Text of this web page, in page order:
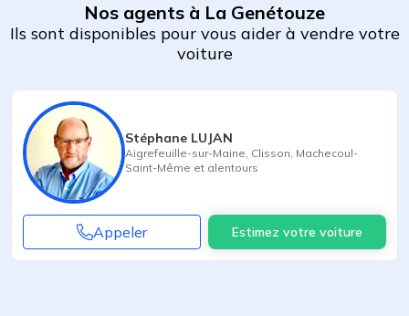
Nos agents à La Genétouze
Ils sont disponibles pour vous aider à vendre votre
voiture
Stéphane LUJAN
Aigrefeuille-sur-Maine Clisson Machecoul-
Saint-Même et alentours
Appeler Estimez votre voiture